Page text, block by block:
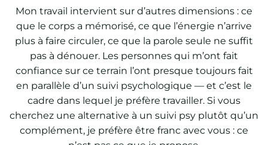
Mon travail intervient sur d’autres dimensions : ce
que le corps a mémorisé, ce que l’énergie n’arrive
plus à faire circuler, ce que la parole seule ne suffit
pas à dénouer. Les personnes qui m’ont fait
confiance sur ce terrain l’ont presque toujours fait
en parallèle d’un suivi psychologique — et c’est le
cadre dans lequel je préfère travailler. Si vous
cherchez une alternative à un suivi psy plutôt qu’un
complément, je préfère être franc avec vous : ce